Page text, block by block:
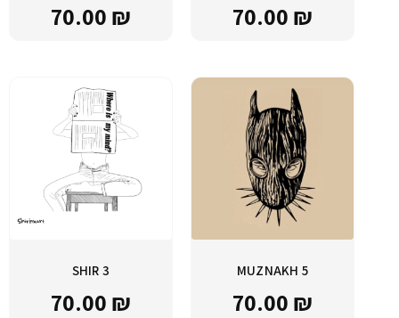
70.00 ₪
70.00 ₪
MUZNAKH 5
70.00 ₪
SHIR 3
70.00 ₪